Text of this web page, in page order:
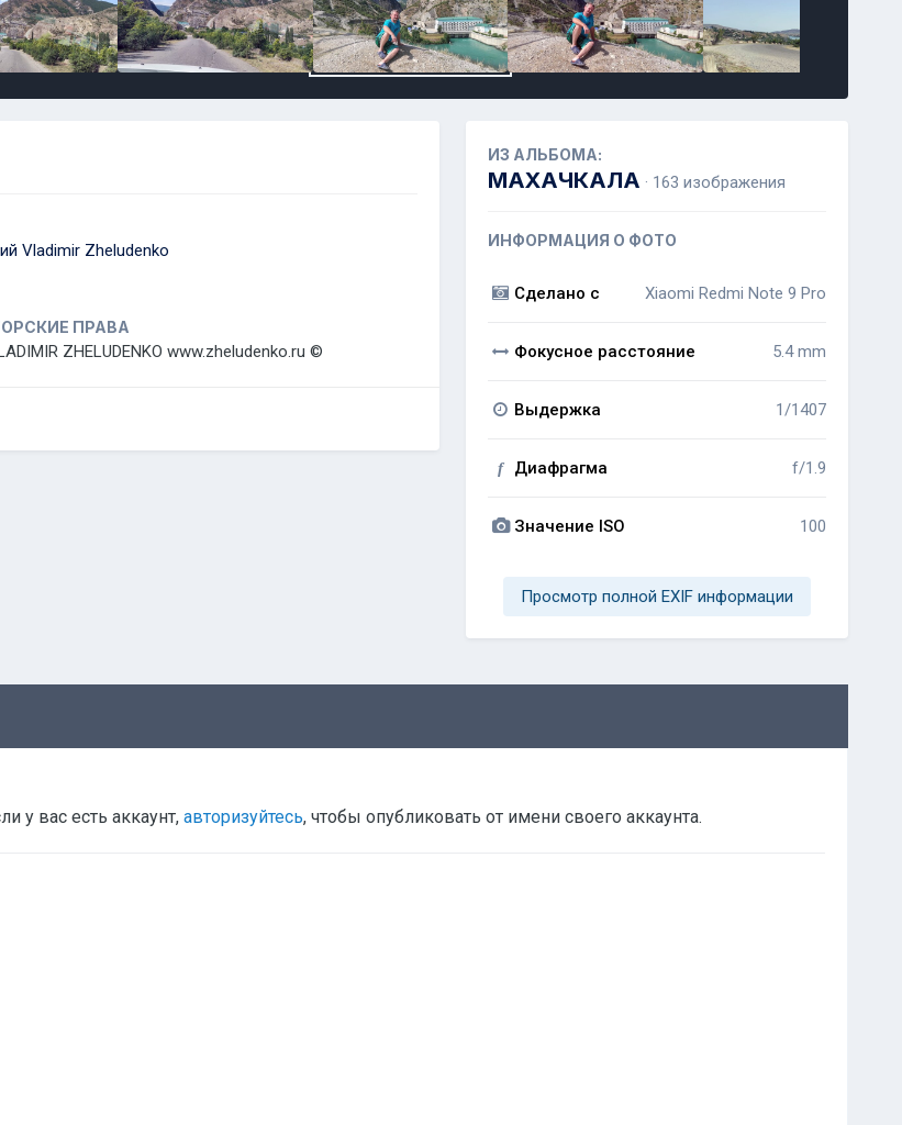
Vladimir Zheludenko
ПРАВА
ZHELUDENKO www.zheludenko.ru ©
ИЗ АЛЬБОМА:
МАХАЧКАЛА · 163 изображения
ИНФОРМАЦИЯ О ФОТО
Сделано с Xiaomi Redmi Note 9 Pro
Фокусное расстояние 5.4 mm
Выдержка 1/1407
f Диафрагма f/1.9
Значение ISO 100
Просмотр полной EXIF информации
у вас есть аккаунт, авторизуйтесь, чтобы опубликовать от имени своего аккаунта.